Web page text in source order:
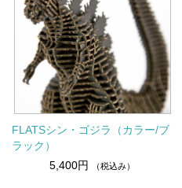
FLATSシン・ゴジラ（カラー/ブ
ラック）
5,400円
（税込み）